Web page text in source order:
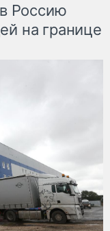
Россию
на границе